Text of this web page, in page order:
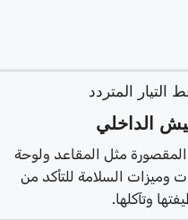
الداخلي
مثل المقاعد ولوحة
وميزات السلامة للتأكد من
وتآكلها.